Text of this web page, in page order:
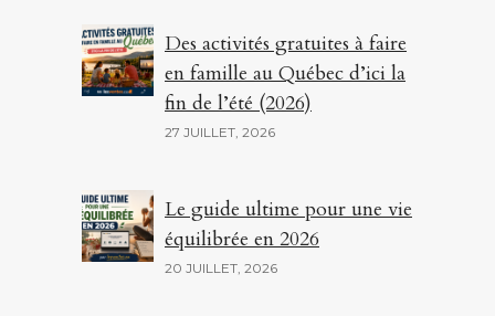
Des activités gratuites à faire
en famille au Québec d’ici la
fin de l’été (2026)
27 JUILLET, 2026
Le guide ultime pour une vie
équilibrée en 2026
20 JUILLET, 2026